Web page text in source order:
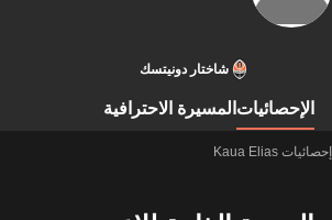
شاختار دونيتسك
الإحصائيات المسيرة الاحترافية
إحصائيات Kaua Elias